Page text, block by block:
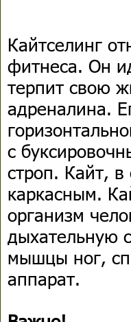
Кайтселинг
фитнеса. Он
терпит свою
адреналина.
с
строп. Кайт,
каркасным.
организм
дыхательную
мышцы ног,
аппарат.